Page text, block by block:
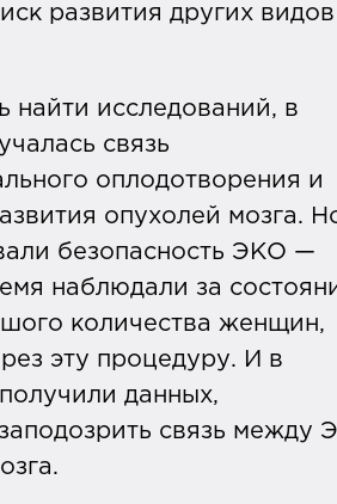
развития других видов
найти исследований, в
связь
оплодотворения и
опухолей мозга.
безопасность ЭКО —
наблюдали за
количества женщин,
эту процедуру. И в
данных,
связь между